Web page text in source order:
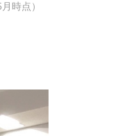
時点）